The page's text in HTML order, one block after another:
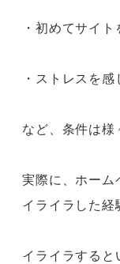
・初めてサイ
・ストレスを
など、条件は様
実際に、ホーム
イライラした経
イライラすると